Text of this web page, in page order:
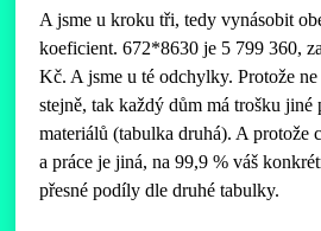
A jsme u kroku tři, tedy vynásobit
koeficient. 672*8630 je 5 799 360,
Kč. A jsme u té odchylky. Protože
stejně, tak každý dům má trošku
materiálů (tabulka druhá). A protože
a práce je jiná, na 99,9 % váš
přesné podíly dle druhé tabulky.